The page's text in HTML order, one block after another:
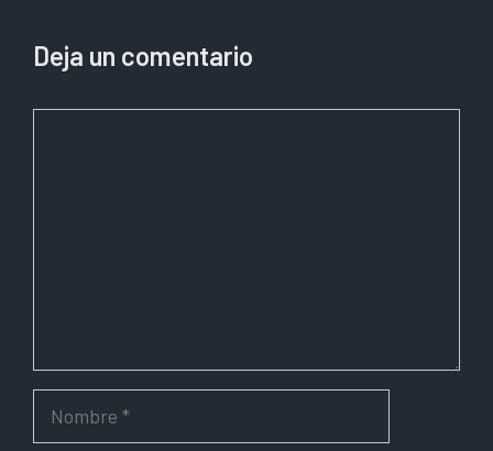
Deja un comentario